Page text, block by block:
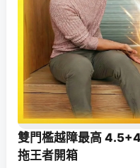
雙門檻越障最高
拖王者開箱